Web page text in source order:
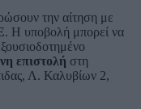
την αίτηση με
. Η υποβολή μπορεί να
επιστολή στη
Λ. Καλυβίων 2,